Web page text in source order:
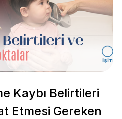
Kaybı Belirtileri
Etmesi Gereken